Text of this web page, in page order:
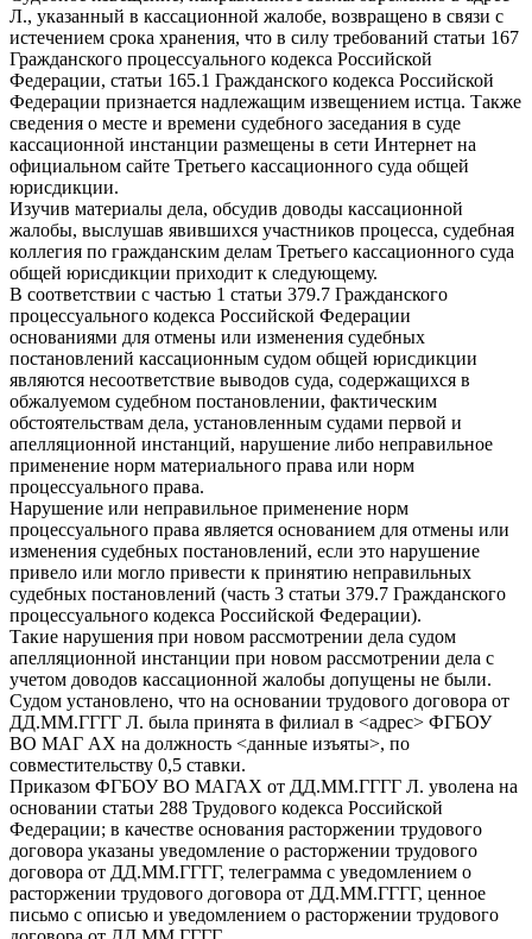
Л., указанный в кассационной жалобе, возвращено в связи с
истечением срока хранения, что в силу требований статьи 167
Гражданского процессуального кодекса Российской
Федерации, статьи 165.1 Гражданского кодекса Российской
Федерации признается надлежащим извещением истца. Также
сведения о месте и времени судебного заседания в суде
кассационной инстанции размещены в сети Интернет на
официальном сайте Третьего кассационного суда общей
юрисдикции.
Изучив материалы дела, обсудив доводы кассационной
жалобы, выслушав явившихся участников процесса, судебная
коллегия по гражданским делам Третьего кассационного суда
общей юрисдикции приходит к следующему.
В соответствии с частью 1 статьи 379.7 Гражданского
процессуального кодекса Российской Федерации
основаниями для отмены или изменения судебных
постановлений кассационным судом общей юрисдикции
являются несоответствие выводов суда, содержащихся в
обжалуемом судебном постановлении, фактическим
обстоятельствам дела, установленным судами первой и
апелляционной инстанций, нарушение либо неправильное
применение норм материального права или норм
процессуального права.
Нарушение или неправильное применение норм
процессуального права является основанием для отмены или
изменения судебных постановлений, если это нарушение
привело или могло привести к принятию неправильных
судебных постановлений (часть 3 статьи 379.7 Гражданского
процессуального кодекса Российской Федерации).
Такие нарушения при новом рассмотрении дела судом
апелляционной инстанции при новом рассмотрении дела с
учетом доводов кассационной жалобы допущены не были.
Судом установлено, что на основании трудового договора от
ДД.ММ.ГГГГ Л. была принята в филиал в <адрес> ФГБОУ
ВО МАГ АХ на должность <данные изъяты>, по
совместительству 0,5 ставки.
Приказом ФГБОУ ВО МАГАХ от ДД.ММ.ГГГГ Л. уволена на
основании статьи 288 Трудового кодекса Российской
Федерации; в качестве основания расторжении трудового
договора указаны уведомление о расторжении трудового
договора от ДД.ММ.ГГГГ, телеграмма с уведомлением о
расторжении трудового договора от ДД.ММ.ГГГГ, ценное
письмо с описью и уведомлением о расторжении трудового